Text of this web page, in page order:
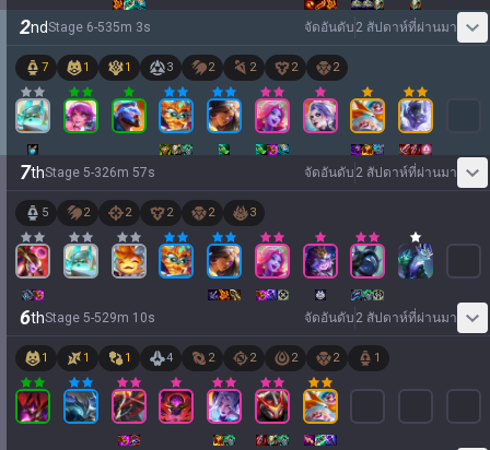
2ndStage 6-535m 3s จัดอันดับ 2 สัปดาห์ที่ผ่านมา
7 1 1 3 2 2 2 2
7thStage 5-326m 57s จัดอันดับ 2 สัปดาห์ที่ผ่านมา
5 2 2 2 2 3
6thStage 5-529m 10s จัดอันดับ 2 สัปดาห์ที่ผ่านมา
1 1 1 4 2 2 2 2 1